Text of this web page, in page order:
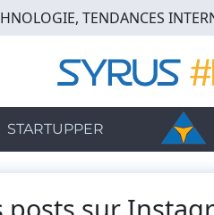
TENDANCES
STARTUPPER